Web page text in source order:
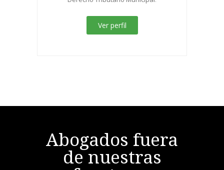
Ver perfil
Abogados fuera
de nuestras